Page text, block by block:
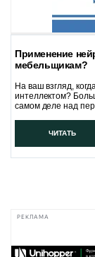
Применение
мебельщикам?
На ваш взгляд,
интеллектом?
самом деле над
ЧИТАТЬ
РЕКЛАМА